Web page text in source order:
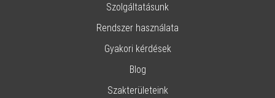
Szolgáltatásunk
Rendszer használata
Gyakori kérdések
Blog
Szakterületeink